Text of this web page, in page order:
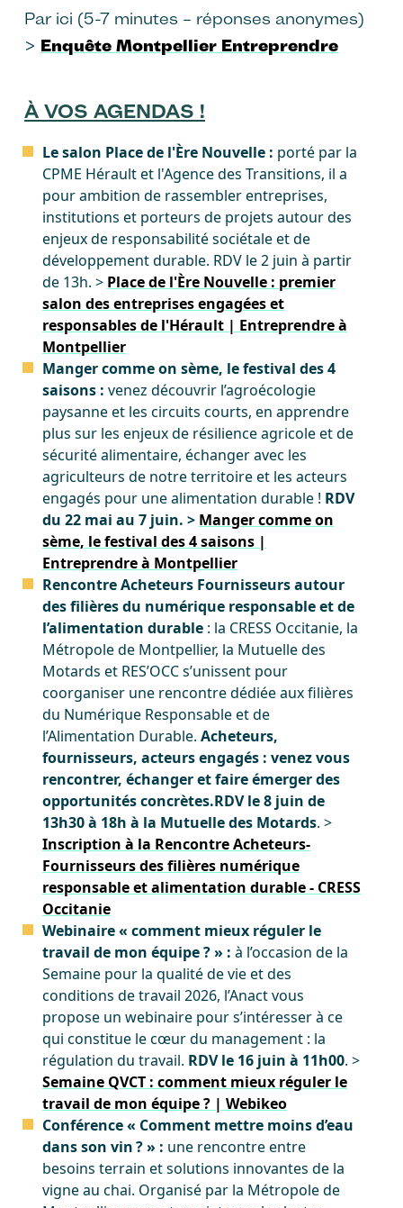
Par ici (5-7 minutes – réponses anonymes)
> Enquête Montpellier Entreprendre
À VOS AGENDAS !
Le salon Place de l'Ère Nouvelle : porté par la
CPME Hérault et l'Agence des Transitions, il a
pour ambition de rassembler entreprises,
institutions et porteurs de projets autour des
enjeux de responsabilité sociétale et de
développement durable. RDV le 2 juin à partir
de 13h. > Place de l'Ère Nouvelle : premier
salon des entreprises engagées et
responsables de l'Hérault | Entreprendre à
Montpellier
Manger comme on sème, le festival des 4
saisons : venez découvrir l’agroécologie
paysanne et les circuits courts, en apprendre
plus sur les enjeux de résilience agricole et de
sécurité alimentaire, échanger avec les
agriculteurs de notre territoire et les acteurs
engagés pour une alimentation durable ! RDV
du 22 mai au 7 juin. > Manger comme on
sème, le festival des 4 saisons |
Entreprendre à Montpellier
Rencontre Acheteurs Fournisseurs autour
des filières du numérique responsable et de
l’alimentation durable : la CRESS Occitanie, la
Métropole de Montpellier, la Mutuelle des
Motards et RES’OCC s’unissent pour
coorganiser une rencontre dédiée aux filières
du Numérique Responsable et de
l’Alimentation Durable. Acheteurs,
fournisseurs, acteurs engagés : venez vous
rencontrer, échanger et faire émerger des
opportunités concrètes.RDV le 8 juin de
13h30 à 18h à la Mutuelle des Motards. >
Inscription à la Rencontre Acheteurs-
Fournisseurs des filières numérique
responsable et alimentation durable - CRESS
Occitanie
Webinaire « comment mieux réguler le
travail de mon équipe ? » : à l’occasion de la
Semaine pour la qualité de vie et des
conditions de travail 2026, l’Anact vous
propose un webinaire pour s’intéresser à ce
qui constitue le cœur du management : la
régulation du travail. RDV le 16 juin à 11h00. >
Semaine QVCT : comment mieux réguler le
travail de mon équipe ? | Webikeo
Conférence « Comment mettre moins d’eau
dans son vin ? » : une rencontre entre
besoins terrain et solutions innovantes de la
vigne au chai. Organisé par la Métropole de